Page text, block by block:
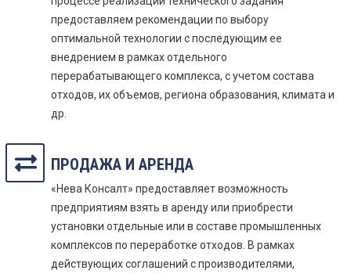
предоставляем рекомендации по выбору
оптимальной технологии с последующим ее
внедрением в рамках отдельного
перерабатывающего комплекса, с учетом состава
отходов, их объемов, региона образования, климата и
др.
ПРОДАЖА И АРЕНДА
«Нева Консалт» предоставляет возможность
предприятиям взять в аренду или приобрести
установки отдельные или в составе промышленных
комплексов по переработке отходов. В рамках
действующих соглашений с производителями,